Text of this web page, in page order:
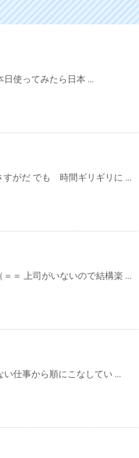
使ってみたら日本 ...
がだ でも 時間ギリギリに ...
＝ 上司がいないので結構楽 ...
仕事から順にこなしてい ...